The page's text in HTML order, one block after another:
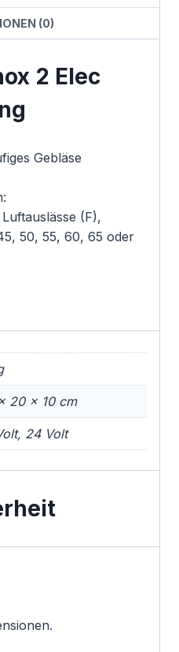
(0)
2 Elec
Gebläse
(F),
50, 55, 60, 65 oder
20 × 10 cm
24 Volt